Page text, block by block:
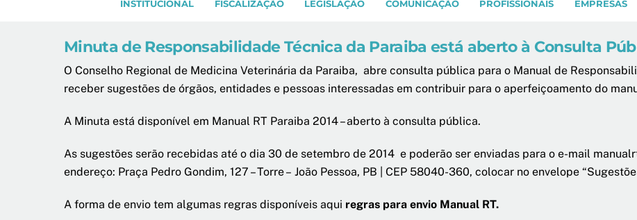
INSTITUCIONAL FISCALIZAÇÃO LEGISLAÇÃO COMUNICAÇÃO PROFISSIONAIS EMPRESAS
Minuta de Responsabilidade Técnica da Paraiba está aberto à Consulta
O Conselho Regional de Medicina Veterinária da Paraiba, abre consulta pública para o Manual de
receber sugestões de órgãos, entidades e pessoas interessadas em contribuir para o aperfeiçoamento do
A Minuta está disponível em Manual RT Paraiba 2014 – aberto à consulta pública.
As sugestões serão recebidas até o dia 30 de setembro de 2014 e poderão ser enviadas para o e-mail
endereço: Praça Pedro Gondim, 127 – Torre – João Pessoa, PB | CEP 58040-360, colocar no envelope
A forma de envio tem algumas regras disponíveis aqui regras para envio Manual RT.